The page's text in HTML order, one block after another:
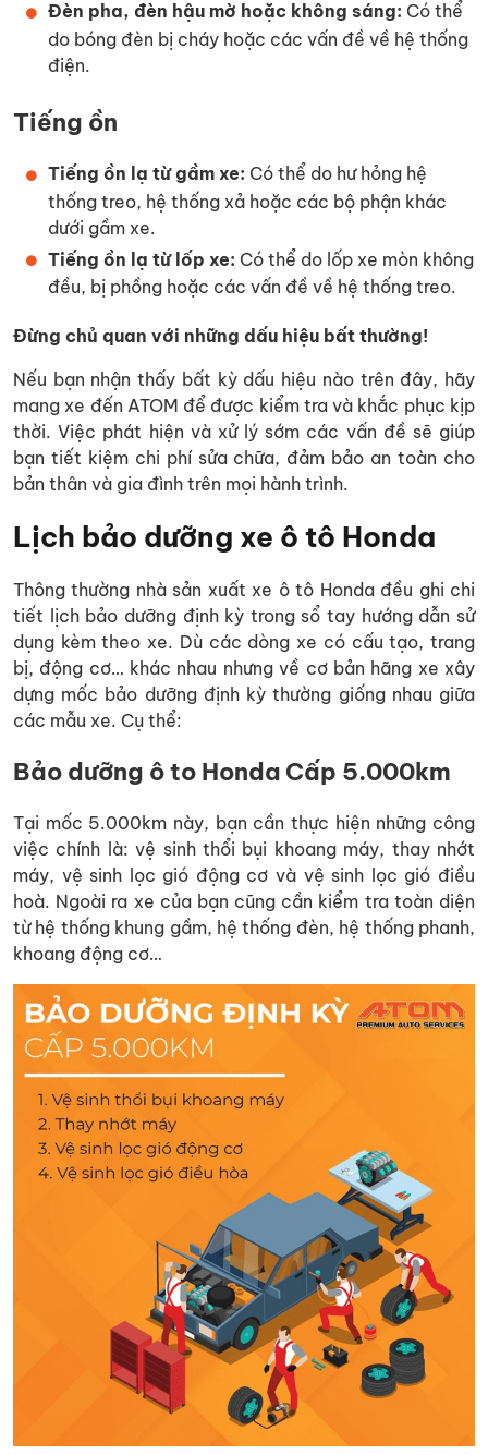
Đèn pha, đèn hậu mờ hoặc không sáng: Có thể
do bóng đèn bị cháy hoặc các vấn đề về hệ thống
điện.
Tiếng ồn
Tiếng ồn lạ từ gầm xe: Có thể do hư hỏng hệ
thống treo, hệ thống xả hoặc các bộ phận khác
dưới gầm xe.
Tiếng ồn lạ từ lốp xe: Có thể do lốp xe mòn không
đều, bị phồng hoặc các vấn đề về hệ thống treo.
Đừng chủ quan với những dấu hiệu bất thường!
Nếu bạn nhận thấy bất kỳ dấu hiệu nào trên đây, hãy
mang xe đến ATOM để được kiểm tra và khắc phục kịp
thời. Việc phát hiện và xử lý sớm các vấn đề sẽ giúp
bạn tiết kiệm chi phí sửa chữa, đảm bảo an toàn cho
bản thân và gia đình trên mọi hành trình.
Lịch bảo dưỡng xe ô tô Honda
Thông thường nhà sản xuất xe ô tô Honda đều ghi chi
tiết lịch bảo dưỡng định kỳ trong sổ tay hướng dẫn sử
dụng kèm theo xe. Dù các dòng xe có cấu tạo, trang
bị, động cơ… khác nhau nhưng về cơ bản hãng xe xây
dựng mốc bảo dưỡng định kỳ thường giống nhau giữa
các mẫu xe. Cụ thể:
Bảo dưỡng ô to Honda Cấp 5.000km
Tại mốc 5.000km này, bạn cần thực hiện những công
việc chính là: vệ sinh thổi bụi khoang máy, thay nhớt
máy, vệ sinh lọc gió động cơ và vệ sinh lọc gió điều
hoà. Ngoài ra xe của bạn cũng cần kiểm tra toàn diện
từ hệ thống khung gầm, hệ thống đèn, hệ thống phanh,
khoang động cơ…